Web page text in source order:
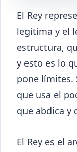
El Rey
legítima y el
estructura,
y esto es lo
pone límites.
que usa el
que abdica y
El Rey es el